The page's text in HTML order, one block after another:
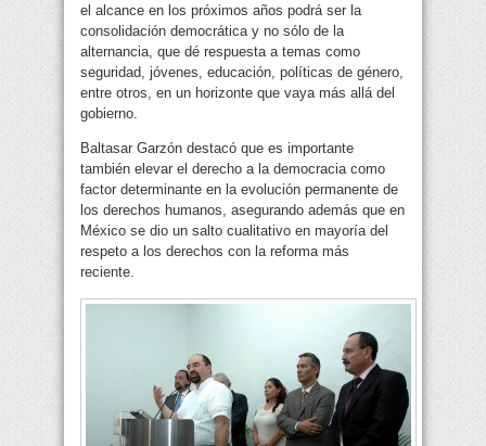
el alcance en los próximos años podrá ser la
consolidación democrática y no sólo de la
alternancia, que dé respuesta a temas como
seguridad, jóvenes, educación, políticas de género,
entre otros, en un horizonte que vaya más allá del
gobierno.
Baltasar Garzón destacó que es importante
también elevar el derecho a la democracia como
factor determinante en la evolución permanente de
los derechos humanos, asegurando además que en
México se dio un salto cualitativo en mayoría del
respeto a los derechos con la reforma más
reciente.